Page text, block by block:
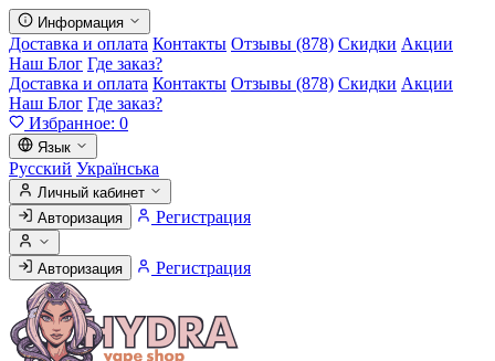
Информация
Доставка и оплата Контакты Отзывы (878) Скидки Акции
Наш Блог Где заказ?
Доставка и оплата Контакты Отзывы (878) Скидки Акции
Наш Блог Где заказ?
Избранное: 0
Язык
Русский Українська
Личный кабинет
Авторизация
Регистрация
Авторизация Регистрация